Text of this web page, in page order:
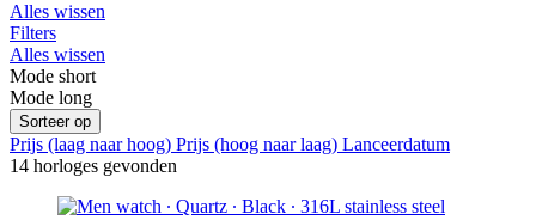
Alles wissen
Filters
Alles wissen
Mode short
Mode long
Sorteer op
Prijs (laag naar hoog) Prijs (hoog naar laag) Lanceerdatum
14 horloges gevonden